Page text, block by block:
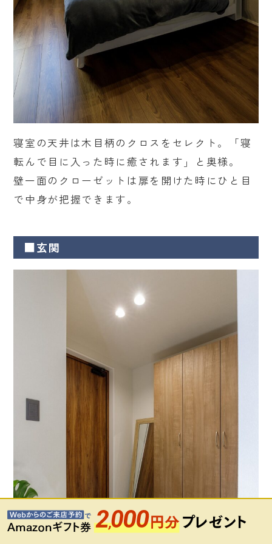
寝室の天井は木目柄のクロスをセレクト。「寝
転んで目に入った時に癒されます」と奥様。
壁一面のクローゼットは扉を開けた時にひと目
で中身が把握できます。
■玄関